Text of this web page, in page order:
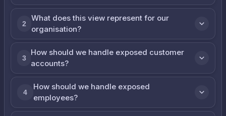
2
What does this view represent for our
organisation?
3
How should we handle exposed customer
accounts?
4
How should we handle exposed
employees?